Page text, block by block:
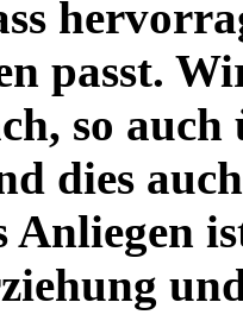
passt.
so
dies
Anliegen